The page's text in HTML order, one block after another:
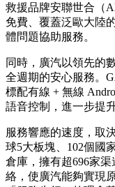
救援品牌安聯世合（
免費、覆蓋泛歐大陸
體問題協助服務。
同時，廣汽以領先的
全週期的安心服務。
標配有線 + 無線
語音控制，進一步提
服務響應的速度，取
球5大板塊、102個國
倉庫，擁有超696家
絡，使廣汽能夠實現